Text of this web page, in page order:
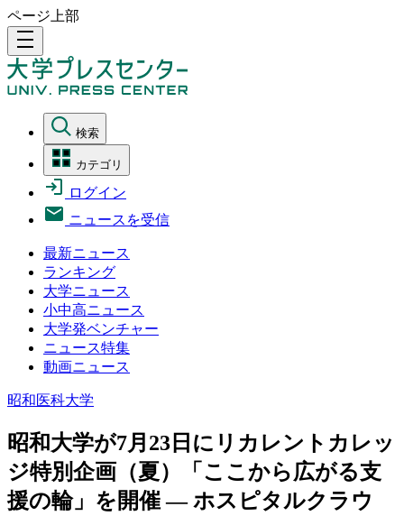
ページ上部
density_medium
検索
カテゴリ
ログイン
ニュースを受信
最新ニュース
ランキング
大学ニュース
小中高ニュース
大学発ベンチャー
ニュース特集
動画ニュース
昭和医科大学
昭和大学が7月23日にリカレントカレッ
ジ特別企画（夏）「ここから広がる支
援の輪」を開催 — ホスピタルクラウ